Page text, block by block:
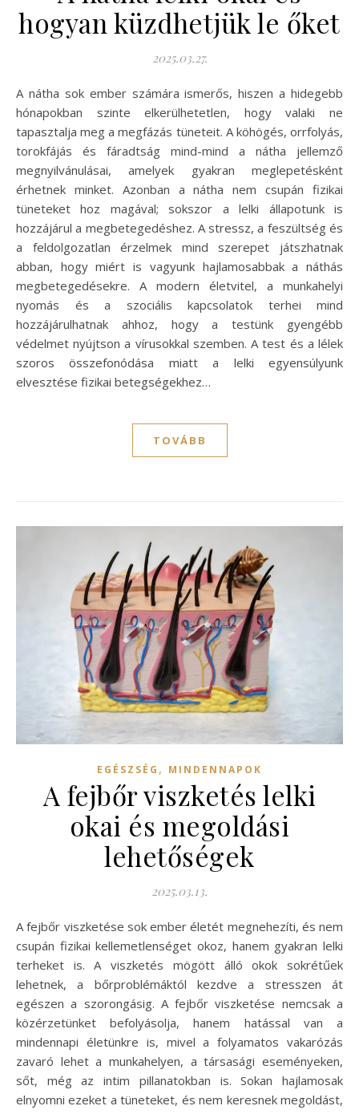
hogyan küzdhetjük le őket
2025.03.27.
A nátha sok ember számára ismerős, hiszen a hidegebb
hónapokban szinte elkerülhetetlen, hogy valaki ne
tapasztalja meg a megfázás tüneteit. A köhögés, orrfolyás,
torokfájás és fáradtság mind-mind a nátha jellemző
megnyilvánulásai, amelyek gyakran meglepetésként
érhetnek minket. Azonban a nátha nem csupán fizikai
tüneteket hoz magával; sokszor a lelki állapotunk is
hozzájárul a megbetegedéshez. A stressz, a feszültség és
a feldolgozatlan érzelmek mind szerepet játszhatnak
abban, hogy miért is vagyunk hajlamosabbak a náthás
megbetegedésekre. A modern életvitel, a munkahelyi
nyomás és a szociális kapcsolatok terhei mind
hozzájárulhatnak ahhoz, hogy a testünk gyengébb
védelmet nyújtson a vírusokkal szemben. A test és a lélek
szoros összefonódása miatt a lelki egyensúlyunk
elvesztése fizikai betegségekhez…
TOVÁBB
EGÉSZSÉG , MINDENNAPOK
A fejbőr viszketés lelki
okai és megoldási
lehetőségek
2025.03.13.
A fejbőr viszketése sok ember életét megnehezíti, és nem
csupán fizikai kellemetlenséget okoz, hanem gyakran lelki
terheket is. A viszketés mögött álló okok sokrétűek
lehetnek, a bőrproblémáktól kezdve a stresszen át
egészen a szorongásig. A fejbőr viszketése nemcsak a
közérzetünket befolyásolja, hanem hatással van a
mindennapi életünkre is, mivel a folyamatos vakarózás
zavaró lehet a munkahelyen, a társasági eseményeken,
sőt, még az intim pillanatokban is. Sokan hajlamosak
elnyomni ezeket a tüneteket, és nem keresnek megoldást,